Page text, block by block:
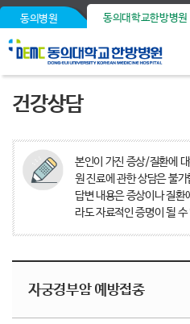
동의병원 동의대학교한방병원
건강상담
본인이 가진 증상/질환에
원 진료에 관한 상담은 불가
답변 내용은 증상이나 질환
라도 자료적인 증명이 될
자궁경부암 예방접종